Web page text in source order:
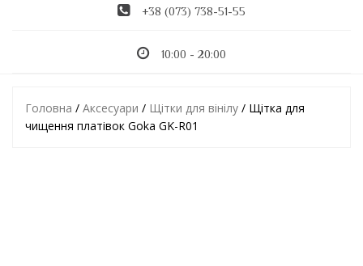
+38 (073) 738-51-55
10:00 - 20:00
Головна / Аксесуари / Щітки для вінілу / Щітка для
чищення платівок Goka GK-R01